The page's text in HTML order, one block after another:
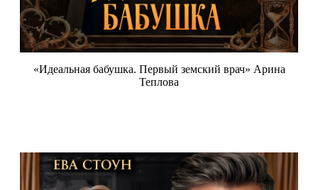
«Идеальная бабушка. Первый земский врач» Арина
Теплова